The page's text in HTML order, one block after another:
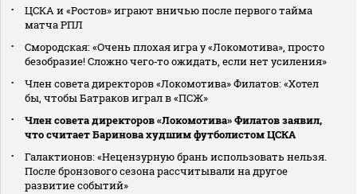
ЦСКА и «Ростов» играют вничью после первого тайма
матча РПЛ
Смородская: «Очень плохая игра у «Локомотива», просто
безобразие! Сложно чего‑то ожидать, если нет усиления»
Член совета директоров «Локомотива» Филатов: «Хотел
бы, чтобы Батраков играл в «ПСЖ»
Член совета директоров «Локомотива» Филатов заявил,
что считает Баринова худшим футболистом ЦСКА
Галактионов: «Нецензурную брань использовать нельзя.
После бронзового сезона рассчитывали на другое
развитие событий»